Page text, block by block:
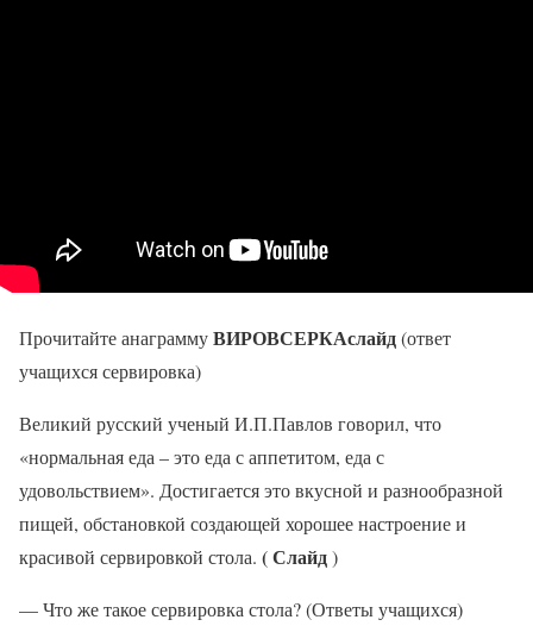
Прочитайте анаграммуВИРОВСЕРКАслайд(ответ
учащихся сервировка)
Великий русский ученый И.П.Павлов говорил, что
«нормальная еда – это еда с аппетитом, еда с
удовольствием». Достигается это вкусной и разнообразной
пищей, обстановкой создающей хорошее настроение и
красивой сервировкой стола. ( Слайд)
— Что же такое сервировка стола? (Ответы учащихся)